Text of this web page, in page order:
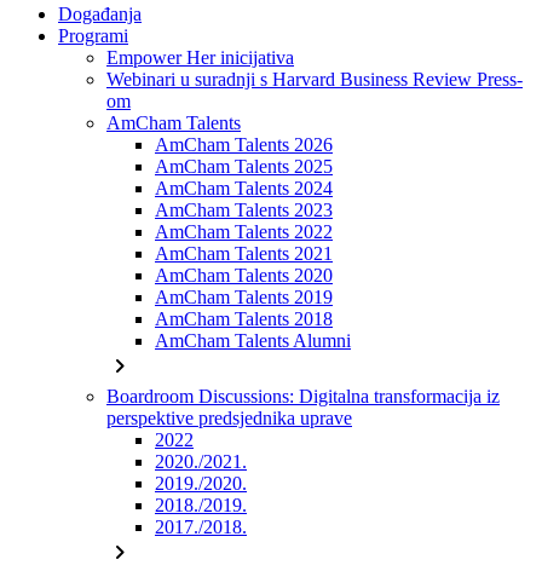
Događanja
Programi
Empower Her inicijativa
Webinari u suradnji s Harvard Business Review Press-
om
AmCham Talents
AmCham Talents 2026
AmCham Talents 2025
AmCham Talents 2024
AmCham Talents 2023
AmCham Talents 2022
AmCham Talents 2021
AmCham Talents 2020
AmCham Talents 2019
AmCham Talents 2018
AmCham Talents Alumni
chevron_right
Boardroom Discussions: Digitalna transformacija iz
perspektive predsjednika uprave
2022
2020./2021.
2019./2020.
2018./2019.
2017./2018.
chevron_right